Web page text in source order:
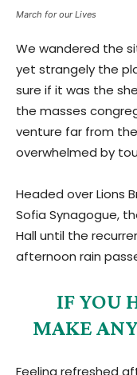
March for our Lives
We wandered the
yet strangely the
sure if it was the
the masses
venture far from
overwhelmed by
Headed over Lions
Sofia Synagogue,
Hall until the
afternoon rain
IF YOU
MAKE
Feeling refreshed